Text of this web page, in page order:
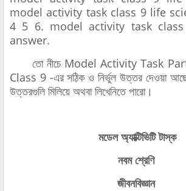
model activity task class 9 life
4 5 6. model activity task
answer.
তো নীচে Model Activity Task
Class 9 -এর সঠিক ও নির্ভুল উত্তর দেওয়া
উত্তরগুলি মিলিয়ে অথবা লিখেনিতে পারো।
মডেল অ্যাক্টিভিটি টাস্ক
নবম শ্রেণি
জীবনবিজ্ঞান